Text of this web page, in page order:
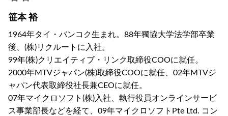
笹本 裕
1964年タイ・バンコク生まれ。88年獨協大学法学部卒業
後、(株)リクルートに入社。
99年(株)クリエイティブ・リンク取締役COOに就任。
2000年MTVジャパン(株)取締役COOに就任、02年MTVジ
ャパン代表取締役社長兼CEOに就任。
07年マイクロソフト(株)入社、執行役員オンラインサービ
ス事業部長などを経て、09年マイクロソフトPte Ltd. コン